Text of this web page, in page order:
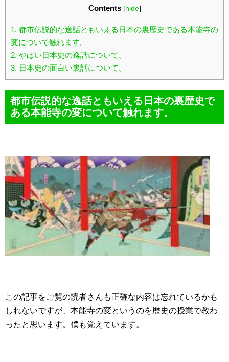
Contents [hide]
1. 都市伝説的な逸話ともいえる日本の裏歴史である本能寺の
変について触れます。
2. やばい日本史の逸話について。
3. 日本史の面白い裏話について。
都市伝説的な逸話ともいえる日本の裏歴史で
ある本能寺の変について触れます。
この記事をご覧の読者さんも正確な内容は忘れているかも
しれないですが、本能寺の変というのを歴史の授業で教わ
ったと思います。僕も覚えています。